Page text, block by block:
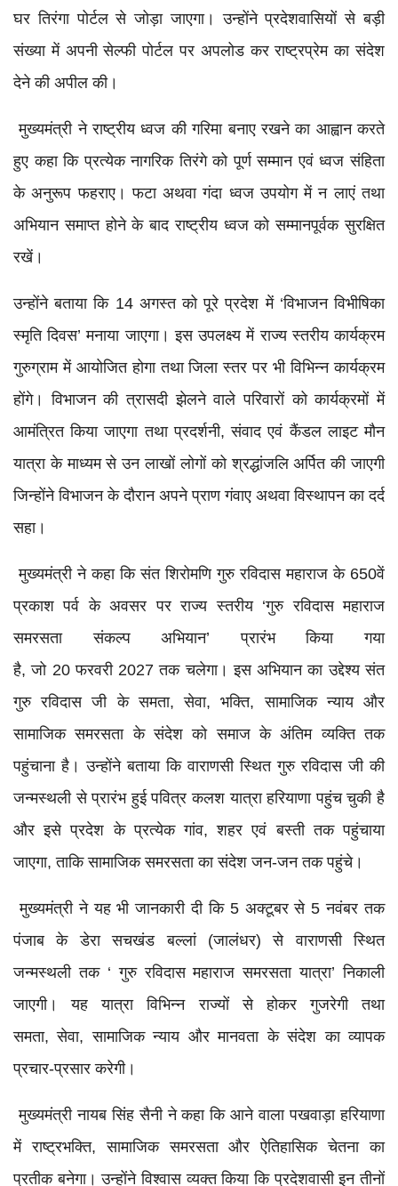
घर तिरंगा पोर्टल से जोड़ा जाएगा। उन्होंने प्रदेशवासियों से बड़ी
संख्या में अपनी सेल्फी पोर्टल पर अपलोड कर राष्ट्रप्रेम का संदेश
देने की अपील की।
मुख्यमंत्री ने राष्ट्रीय ध्वज की गरिमा बनाए रखने का आह्वान करते
हुए कहा कि प्रत्येक नागरिक तिरंगे को पूर्ण सम्मान एवं ध्वज संहिता
के अनुरूप फहराए। फटा अथवा गंदा ध्वज उपयोग में न लाएं तथा
अभियान समाप्त होने के बाद राष्ट्रीय ध्वज को सम्मानपूर्वक सुरक्षित
रखें।
उन्होंने बताया कि 14 अगस्त को पूरे प्रदेश में ‘विभाजन विभीषिका
स्मृति दिवस’ मनाया जाएगा। इस उपलक्ष्य में राज्य स्तरीय कार्यक्रम
गुरुग्राम में आयोजित होगा तथा जिला स्तर पर भी विभिन्न कार्यक्रम
होंगे। विभाजन की त्रासदी झेलने वाले परिवारों को कार्यक्रमों में
आमंत्रित किया जाएगा तथा प्रदर्शनी, संवाद एवं कैंडल लाइट मौन
यात्रा के माध्यम से उन लाखों लोगों को श्रद्धांजलि अर्पित की जाएगी
जिन्होंने विभाजन के दौरान अपने प्राण गंवाए अथवा विस्थापन का दर्द
सहा।
मुख्यमंत्री ने कहा कि संत शिरोमणि गुरु रविदास महाराज के 650वें
प्रकाश पर्व के अवसर पर राज्य स्तरीय ‘गुरु रविदास महाराज
समरसता संकल्प अभियान’ प्रारंभ किया गया
है, जो 20 फरवरी 2027 तक चलेगा। इस अभियान का उद्देश्य संत
गुरु रविदास जी के समता, सेवा, भक्ति, सामाजिक न्याय और
सामाजिक समरसता के संदेश को समाज के अंतिम व्यक्ति तक
पहुंचाना है। उन्होंने बताया कि वाराणसी स्थित गुरु रविदास जी की
जन्मस्थली से प्रारंभ हुई पवित्र कलश यात्रा हरियाणा पहुंच चुकी है
और इसे प्रदेश के प्रत्येक गांव, शहर एवं बस्ती तक पहुंचाया
जाएगा, ताकि सामाजिक समरसता का संदेश जन-जन तक पहुंचे।
मुख्यमंत्री ने यह भी जानकारी दी कि 5 अक्टूबर से 5 नवंबर तक
पंजाब के डेरा सचखंड बल्लां (जालंधर) से वाराणसी स्थित
जन्मस्थली तक ‘ गुरु रविदास महाराज समरसता यात्रा’ निकाली
जाएगी। यह यात्रा विभिन्न राज्यों से होकर गुजरेगी तथा
समता, सेवा, सामाजिक न्याय और मानवता के संदेश का व्यापक
प्रचार-प्रसार करेगी।
मुख्यमंत्री नायब सिंह सैनी ने कहा कि आने वाला पखवाड़ा हरियाणा
में राष्ट्रभक्ति, सामाजिक समरसता और ऐतिहासिक चेतना का
प्रतीक बनेगा। उन्होंने विश्वास व्यक्त किया कि प्रदेशवासी इन तीनों